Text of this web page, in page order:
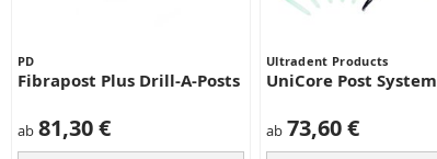
PD
Fibrapost Plus Drill-A-Posts
ab 81,30 €
Ultradent Products
UniCore Post System
ab 73,60 €